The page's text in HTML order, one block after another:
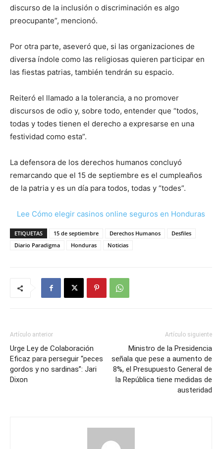
discurso de la inclusión o discriminación es algo
preocupante”, mencionó.
Por otra parte, aseveró que, si las organizaciones de
diversa índole como las religiosas quieren participar en
las fiestas patrias, también tendrán su espacio.
Reiteró el llamado a la tolerancia, a no promover
discursos de odio y, sobre todo, entender que “todos,
todas y todes tienen el derecho a expresarse en una
festividad como esta”.
La defensora de los derechos humanos concluyó
remarcando que el 15 de septiembre es el cumpleaños
de la patria y es un día para todos, todas y “todes”.
Lee Cómo elegir casinos online seguros en Honduras
ETIQUETAS 15 de septiembre Derechos Humanos
Desfiles
Diario Paradigma
Honduras Noticias
Artículo anterior
Urge Ley de Colaboración
Eficaz para perseguir “peces
gordos y no sardinas”: Jari
Dixon
Artículo siguiente
Ministro de la Presidencia
señala que pese a aumento de
8%, el Presupuesto General de
la República tiene medidas de
austeridad